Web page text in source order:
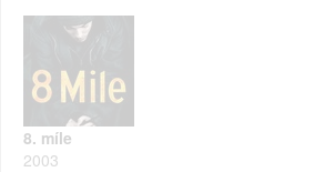
8. míle
2003